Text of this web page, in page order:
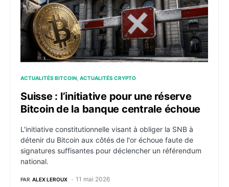
ACTUALITÉS BITCOIN ACTUALITÉS CRYPTO
Suisse : l’initiative pour une réserve
Bitcoin de la banque centrale échoue
L'initiative constitutionnelle visant à obliger la SNB à
détenir du Bitcoin aux côtés de l'or échoue faute de
signatures suffisantes pour déclencher un référendum
national.
PAR ALEX LEROUX 11 mai 2026